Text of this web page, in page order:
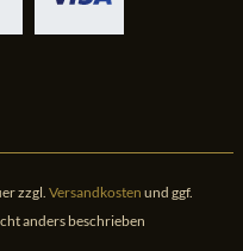
zzgl. Versandkosten und ggf.
anders beschrieben